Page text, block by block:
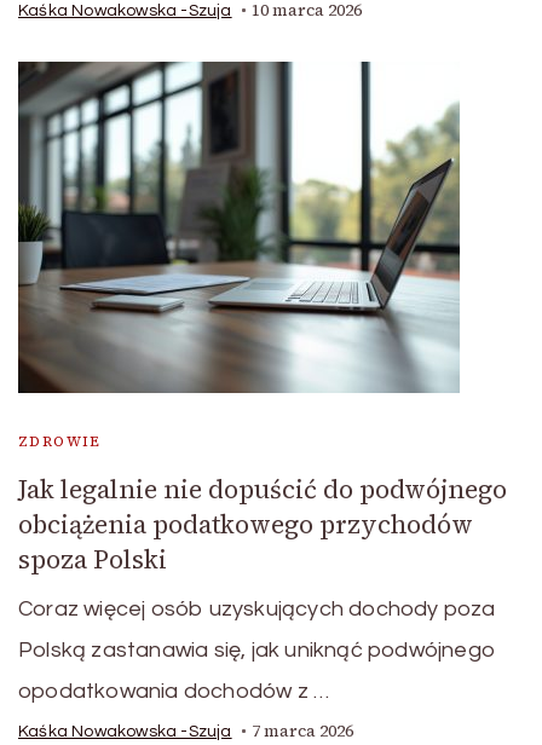
Kaśka Nowakowska -Szuja 10 marca 2026
ZDROWIE
Jak legalnie nie dopuścić do podwójnego
obciążenia podatkowego przychodów
spoza Polski
Coraz więcej osób uzyskujących dochody poza
Polską zastanawia się, jak uniknąć podwójnego
opodatkowania dochodów z …
Kaśka Nowakowska -Szuja 7 marca 2026